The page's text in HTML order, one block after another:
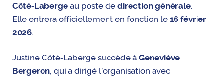
Côté‑Laberge au poste de direction générale.
Elle entrera officiellement en fonction le 16 février
2026.
Justine Côté‑Laberge succède à Geneviève
Bergeron, qui a dirigé l’organisation avec